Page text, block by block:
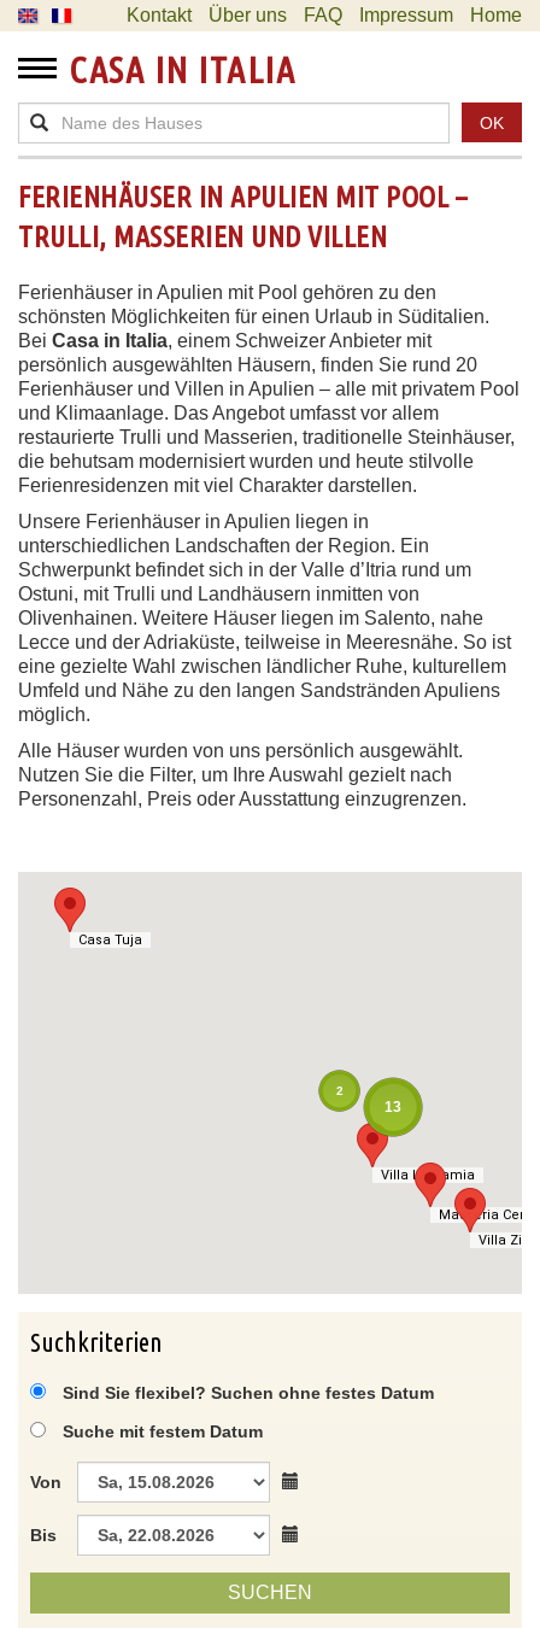
Kontakt Über uns FAQ Impressum Home
CASA IN ITALIA
OK
FERIENHÄUSER IN APULIEN MIT POOL –
TRULLI, MASSERIEN UND VILLEN
Ferienhäuser in Apulien mit Pool gehören zu den
schönsten Möglichkeiten für einen Urlaub in Süditalien.
Bei Casa in Italia, einem Schweizer Anbieter mit
persönlich ausgewählten Häusern, finden Sie rund 20
Ferienhäuser und Villen in Apulien – alle mit privatem Pool
und Klimaanlage. Das Angebot umfasst vor allem
restaurierte Trulli und Masserien, traditionelle Steinhäuser,
die behutsam modernisiert wurden und heute stilvolle
Ferienresidenzen mit viel Charakter darstellen.
Unsere Ferienhäuser in Apulien liegen in
unterschiedlichen Landschaften der Region. Ein
Schwerpunkt befindet sich in der Valle d’Itria rund um
Ostuni, mit Trulli und Landhäusern inmitten von
Olivenhainen. Weitere Häuser liegen im Salento, nahe
Lecce und der Adriaküste, teilweise in Meeresnähe. So ist
eine gezielte Wahl zwischen ländlicher Ruhe, kulturellem
Umfeld und Nähe zu den langen Sandstränden Apuliens
möglich.
Alle Häuser wurden von uns persönlich ausgewählt.
Nutzen Sie die Filter, um Ihre Auswahl gezielt nach
Personenzahl, Preis oder Ausstattung einzugrenzen.
Villa La Samia
Casa Tuja
Villa
Masseria
13
Villa La Samia
Casa Tuja
2
Villa
Masseria
Suchkriterien
Sind Sie flexibel? Suchen ohne festes Datum
Suche mit festem Datum
Von
Bis
SUCHEN